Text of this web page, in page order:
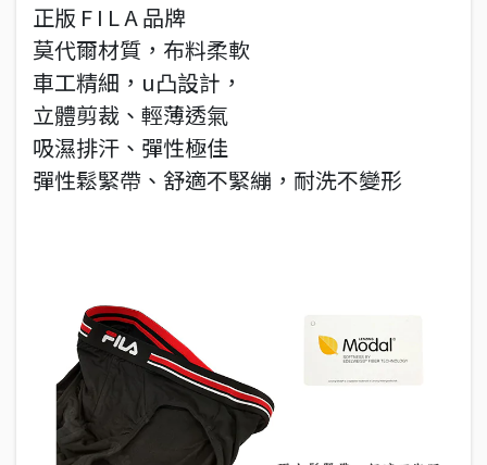
正版 F I L A 品牌
莫代爾材質，布料柔軟
車工精細，u凸設計，
立體剪裁、輕薄透氣
吸濕排汗、彈性極佳
彈性鬆緊帶、舒適不緊繃，耐洗不變形